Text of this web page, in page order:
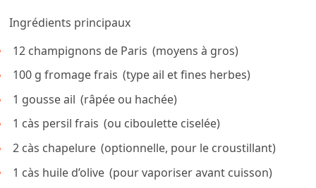
Ingrédients principaux
12 champignons de Paris (moyens à gros)
100 g fromage frais (type ail et fines herbes)
1 gousseail (râpée ou hachée)
1 càs persil frais (ou ciboulette ciselée)
2 càs chapelure (optionnelle, pour le croustillant)
1 càs huile d’olive (pour vaporiser avant cuisson)